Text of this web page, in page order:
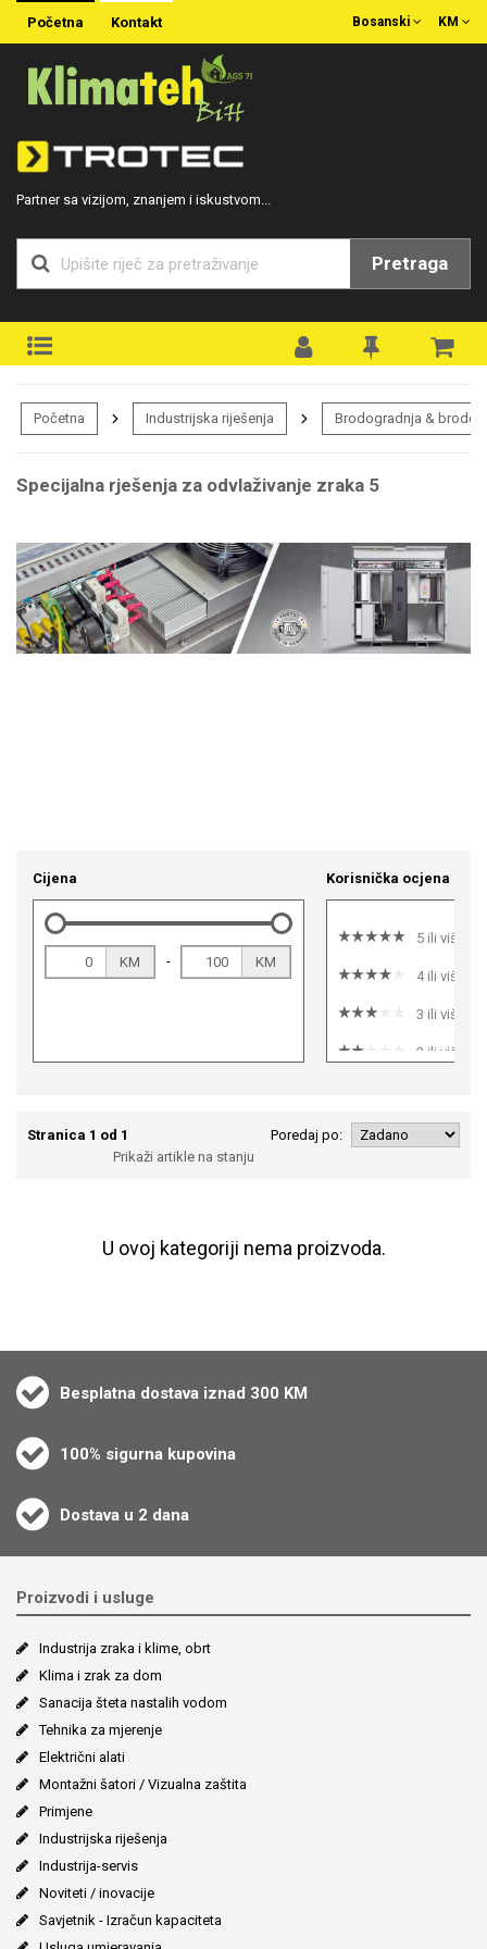
Početna Kontakt KM
Bosanski
Partner sa vizijom, znanjem i iskustvom...
Pretraga
Početna Industrijska riješenja Brodogradnja &
Specijalna rješenja za odvlaživanje zraka 5
Cijena
KM - KM
Korisnička ocjena
5 ili više
4 ili više
3 ili više
2 ili više
Stranica 1 od 1
Poredaj po:
Prikaži artikle na stanju
U ovoj kategoriji nema proizvoda.
Besplatna dostava iznad 300 KM
100% sigurna kupovina
Dostava u 2 dana
Proizvodi i usluge
Industrija zraka i klime, obrt
Klima i zrak za dom
Sanacija šteta nastalih vodom
Tehnika za mjerenje
Električni alati
Montažni šatori / Vizualna zaštita
Primjene
Industrijska riješenja
Industrija-servis
Noviteti / inovacije
Savjetnik - Izračun kapaciteta